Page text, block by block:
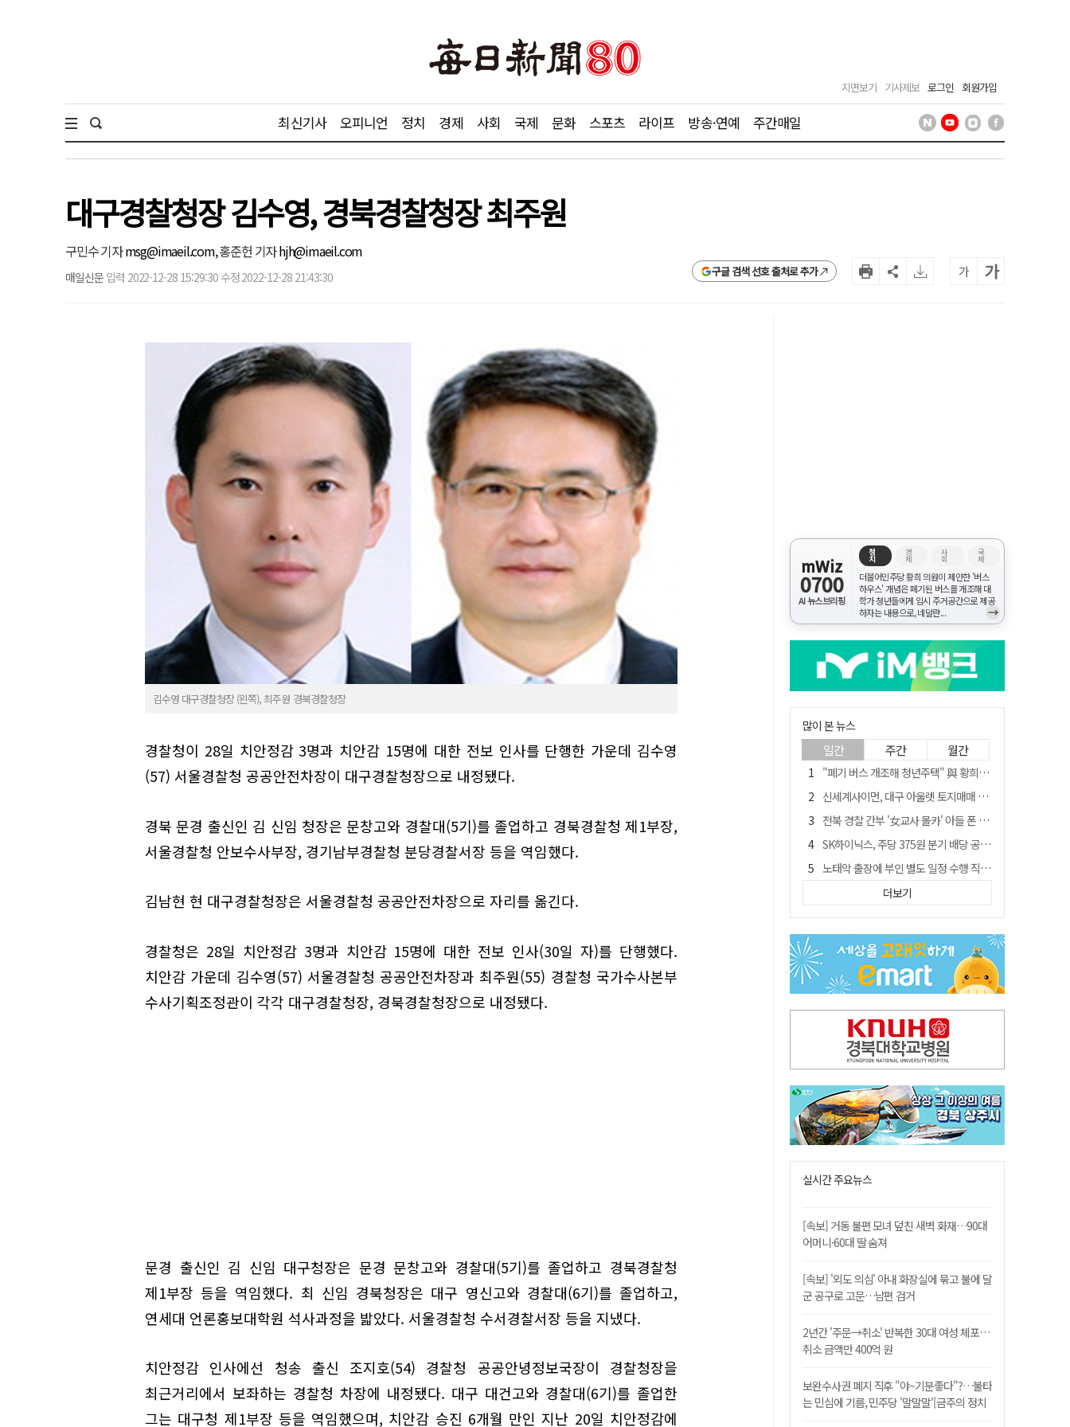
지면보기 기사제보 로그인 회원가입
최신기사 오피니언 정치 경제 사회 국제 문화 스포츠 라이프 방송·연예 주간매일
대구경찰청장 김수영, 경북경찰청장 최주원
구민수 기자msg@imaeil.com,홍준헌 기자hjh@imaeil.com
매일신문 입력 2022-12-28 15:29:30 수정 2022-12-28 21:43:30 구글 검색 선호 출처로 추가 가 가
김수영 대구경찰청장 (왼쪽), 최주원 경북경찰청장
경찰청이 28일 치안정감 3명과 치안감 15명에 대한 전보 인사를 단행한 가운데 김수영
(57) 서울경찰청 공공안전차장이 대구경찰청장으로 내정됐다.
경북 문경 출신인 김 신임 청장은 문창고와 경찰대(5기)를 졸업하고 경북경찰청 제1부장,
서울경찰청 안보수사부장, 경기남부경찰청 분당경찰서장 등을 역임했다.
김남현 현 대구경찰청장은 서울경찰청 공공안전차장으로 자리를 옮긴다.
경찰청은 28일 치안정감 3명과 치안감 15명에 대한 전보 인사(30일 자)를 단행했다.
치안감 가운데 김수영(57) 서울경찰청 공공안전차장과 최주원(55) 경찰청 국가수사본부
수사기획조정관이 각각 대구경찰청장, 경북경찰청장으로 내정됐다.
문경 출신인 김 신임 대구청장은 문경 문창고와 경찰대(5기)를 졸업하고 경북경찰청
제1부장 등을 역임했다. 최 신임 경북청장은 대구 영신고와 경찰대(6기)를 졸업하고,
연세대 언론홍보대학원 석사과정을 밟았다. 서울경찰청 수서경찰서장 등을 지냈다.
치안정감 인사에선 청송 출신 조지호(54) 경찰청 공공안녕정보국장이 경찰청장을
최근거리에서 보좌하는 경찰청 차장에 내정됐다. 대구 대건고와 경찰대(6기)를 졸업한
그는 대구청 제1부장 등을 역임했으며, 치안감 승진 6개월 만인 지난 20일 치안정감에
mWiz
0700
AI 뉴스브리핑
정
치
경
제
사
회
국
제
더불어민주당 황희 의원이 제안한 '버스
하우스' 개념은 폐기된 버스를 개조해 대
학가 청년들에게 임시 주거공간으로 제공
하자는 내용으로, 네덜란...
→
많이 본 뉴스
일간 주간 월간
"폐기 버스 개조해 청년주택" 與 황희…'딸 학비는 年 4200만원'
신세계사이먼, 대구 아울렛 토지매매 계약 체결… 사업 본궤도
전북 경찰 간부 '女교사 몰카' 아들 폰 부수고…"처벌 못하는 사안" 내부망에 글
SK하이닉스, 주당 375원 분기 배당 공시…"3분기 중 주주환원 방안 확정"
노태악 출장에 부인 별도 일정 수행 직원도…보고서엔 '공식일정 참석'
'새 아시아쿼터는 어떨까' 삼성 라이온즈, 새 얼굴 투수 미야모리 영입
박권현 청도군수, '햇빛 연금 사업' 공약 시동걸어
통합 고속철 할인 '반짝 3년'…이후 요금 도로 오른다?
"골프채로 YG 신사옥 출입문 '쾅쾅'…20대 여성 현행범 체포"[영상]
더보기
실시간 주요뉴스
[속보] 거동 불편 모녀 덮친 새벽 화재…90대
어머니·60대 딸 숨져
[속보] '외도 의심' 아내 화장실에 묶고 불에 달
군 공구로 고문…남편 검거
2년간 '주문→취소' 반복한 30대 여성 체포…
취소 금액만 400억 원
보완수사권 폐지 직후 "야~기분좋다"?…불타
는 민심에 기름, 민주당 '말말말'[금주의 정치